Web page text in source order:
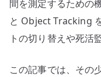
方
と
注
間を測定するための
と Object Tracking
トの切り替えや死活
この記事では、その